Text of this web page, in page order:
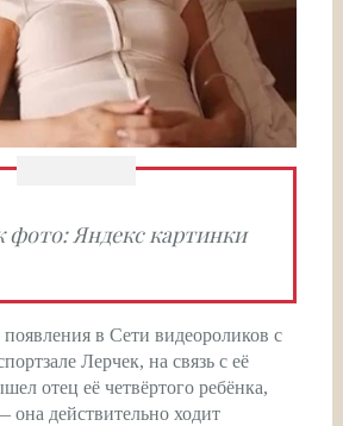
фото: Яндекс картинки
в Сети видеороликов с
Лерчек, на связь с её
отец её четвёртого ребёнка,
действительно ходит